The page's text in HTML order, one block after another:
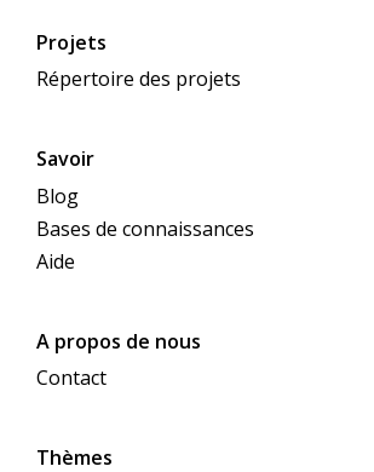
Projets
Répertoire des projets
Savoir
Blog
Bases de connaissances
Aide
A propos de nous
Contact
Thèmes